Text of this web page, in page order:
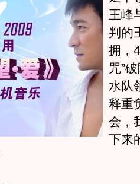
王峰
判的
拥，
咒”
水队
释重
会，
下来